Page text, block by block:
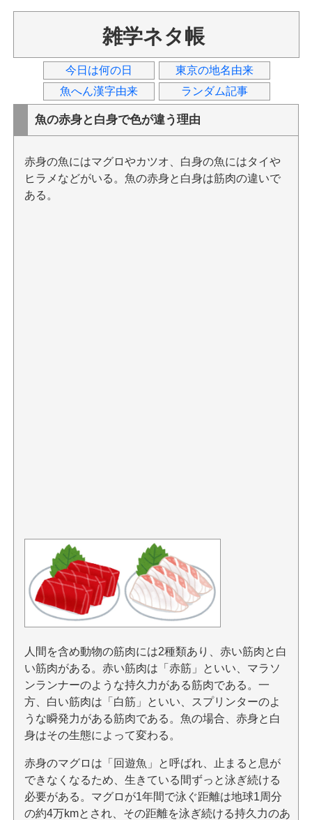
雑学ネタ帳
今日は何の日
東京の地名由来
魚へん漢字由来
ランダム記事
魚の赤身と白身で色が違う理由
赤身の魚にはマグロやカツオ、白身の魚にはタイや
ヒラメなどがいる。魚の赤身と白身は筋肉の違いで
ある。
人間を含め動物の筋肉には2種類あり、赤い筋肉と白
い筋肉がある。赤い筋肉は「赤筋」といい、マラソ
ンランナーのような持久力がある筋肉である。一
方、白い筋肉は「白筋」といい、スプリンターのよ
うな瞬発力がある筋肉である。魚の場合、赤身と白
身はその生態によって変わる。
赤身のマグロは「回遊魚」と呼ばれ、止まると息が
できなくなるため、生きている間ずっと泳ぎ続ける
必要がある。マグロが1年間で泳ぐ距離は地球1周分
の約4万kmとされ、その距離を泳ぎ続ける持久力のあ